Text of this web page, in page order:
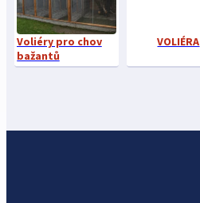
Voliéry pro chov
bažantů
VOLIÉRA